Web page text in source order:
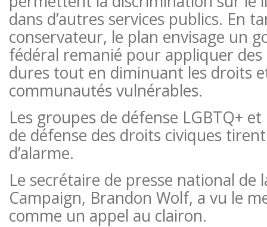
dans d’autres services publics. En
conservateur, le plan envisage un
fédéral remanié pour appliquer des
dures tout en diminuant les droits
communautés vulnérables.
Les groupes de défense LGBTQ+
de défense des droits civiques
d’alarme.
Le secrétaire de presse national de
Campaign, Brandon Wolf, a vu le
comme un appel au clairon.